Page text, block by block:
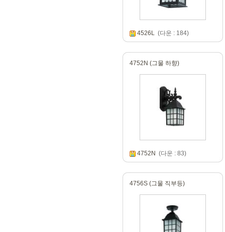
4526L(다운 : 184)
4752N (그물 하향)
4752N (다운 : 83)
4756S (그물 직부등)